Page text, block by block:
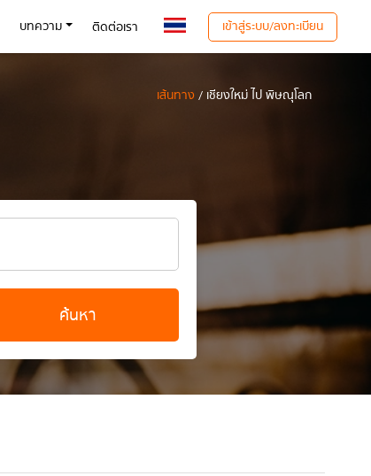
บทความ ติดต่อเรา เข้าสู่ระบบ/ลงทะเบียน
เส้นทาง/ เชียงใหม่ ไป พิษณุโลก
ค้นหา